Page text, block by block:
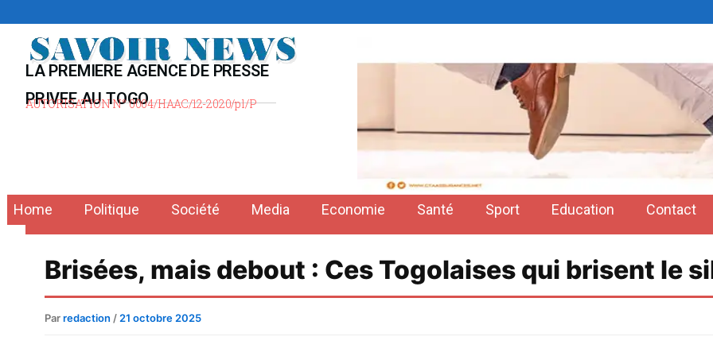
contenu
LA PREMIERE AGENCE DE PRESSE
PRIVEE AU TOGO
AUTORISATION N° 0004/HAAC/12-2020/pl/P
Home Politique Société Media Economie Santé Sport Education Contact
Brisées, mais debout : Ces Togolaises qui brisent le
Parredaction / 21 octobre 2025